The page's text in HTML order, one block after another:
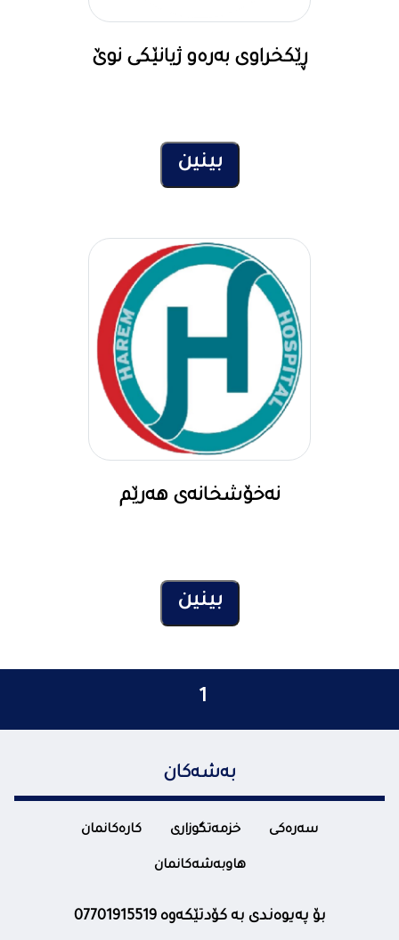
ڕێکخراوی بەرەو ژیانێکی نوێ
نەخۆشخانەی هەرێم
1
بەشەکان
سەرەکی خزمەتگوزاری کارەکانمان
هاوبەشەکانمان
بۆ پەیوەندی بە کۆدتێکەوە 07701915519